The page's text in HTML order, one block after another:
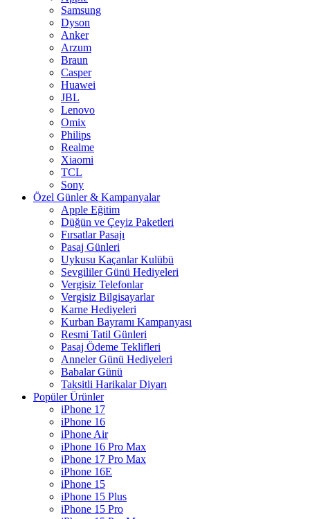
Samsung
Dyson
Anker
Arzum
Braun
Casper
Huawei
JBL
Lenovo
Omix
Philips
Realme
Xiaomi
TCL
Sony
Özel Günler & Kampanyalar
Apple Eğitim
Düğün ve Çeyiz Paketleri
Fırsatlar Pasajı
Pasaj Günleri
Uykusu Kaçanlar Kulübü
Sevgililer Günü Hediyeleri
Vergisiz Telefonlar
Vergisiz Bilgisayarlar
Karne Hediyeleri
Kurban Bayramı Kampanyası
Resmi Tatil Günleri
Pasaj Ödeme Teklifleri
Anneler Günü Hediyeleri
Babalar Günü
Taksitli Harikalar Diyarı
Popüler Ürünler
iPhone 17
iPhone 16
iPhone Air
iPhone 16 Pro Max
iPhone 17 Pro Max
iPhone 16E
iPhone 15
iPhone 15 Plus
iPhone 15 Pro